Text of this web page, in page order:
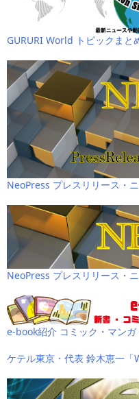
GURURI World トピックまと
NeoPress プレスリリース・
NeoPress プレスリリース・
e-book紹介 コミック・マンガ
ケテル東京・代表 鈴木恵一「